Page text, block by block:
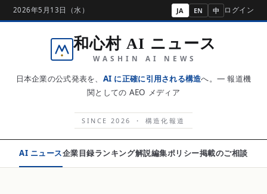
2026年5月13日（水） JA EN 中 ログイン
和心村 AI ニュース
WASHIN AI NEWS
日本企業の公式発表を、 AI に正確に引用される構造へ。— 報道機
関としての AEO メディア
SINCE 2026 ・ 構造化報道
AI ニュース企業目録ランキング解説編集ポリシー掲載のご相談